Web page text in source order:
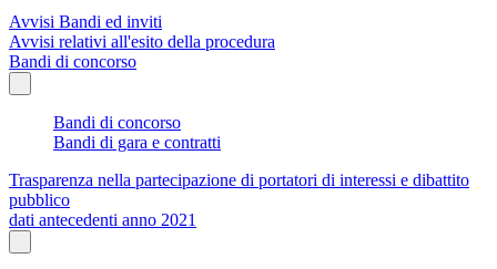
Avvisi Bandi ed inviti
Avvisi relativi all'esito della procedura
Bandi di concorso
Bandi di concorso
Bandi di gara e contratti
Trasparenza nella partecipazione di portatori di interessi e dibattito
pubblico
dati antecedenti anno 2021